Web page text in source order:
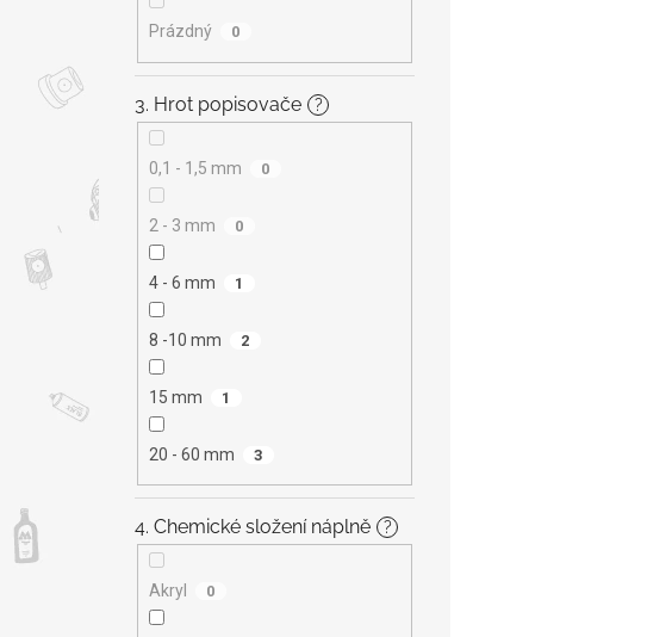
Prázdný 0
3. Hrot popisovače ?
0,1 - 1,5 mm 0
2 - 3 mm 0
4 - 6 mm 1
8 -10 mm 2
15 mm 1
20 - 60 mm 3
4. Chemické složení náplně ?
Akryl 0